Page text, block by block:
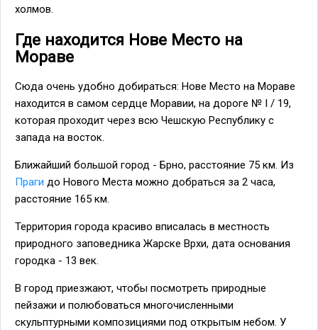
холмов.
Где находится Нове Место на
Мораве
Сюда очень удобно добираться: Нове Место на Мораве
находится в самом сердце Моравии, на дороге № I / 19,
которая проходит через всю Чешскую Республику с
запада на восток.
Ближайший большой город - Брно, расстояние 75 км. Из
Праги до Нового Места можно добраться за 2 часа,
расстояние 165 км.
Территория города красиво вписалась в местность
природного заповедника Жарске Врхи, дата основания
городка - 13 век.
В город приезжают, чтобы посмотреть природные
пейзажи и полюбоваться многочисленными
скульптурными композициями под открытым небом. У